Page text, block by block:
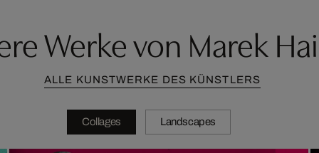
Werke von Marek
ALLE KUNSTWERKE DES KÜNSTLERS
Collages Landscapes